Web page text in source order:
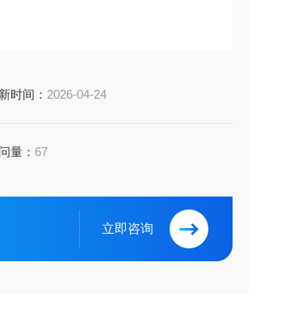
时间： 2026-04-24
量： 67
立即咨询